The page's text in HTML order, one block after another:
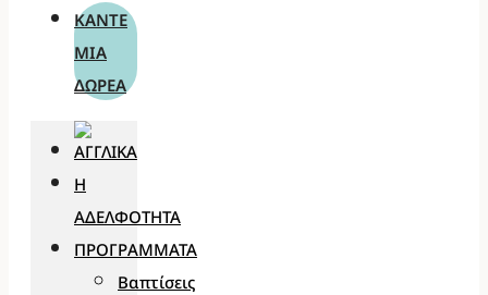
ΚΆΝΤΕ
ΜΊΑ
ΔΩΡΕΆ
Η
ΑΔΕΛΦΌΤΗΤΑ
ΠΡΟΓΡΆΜΜΑΤΑ
Βαπτίσεις